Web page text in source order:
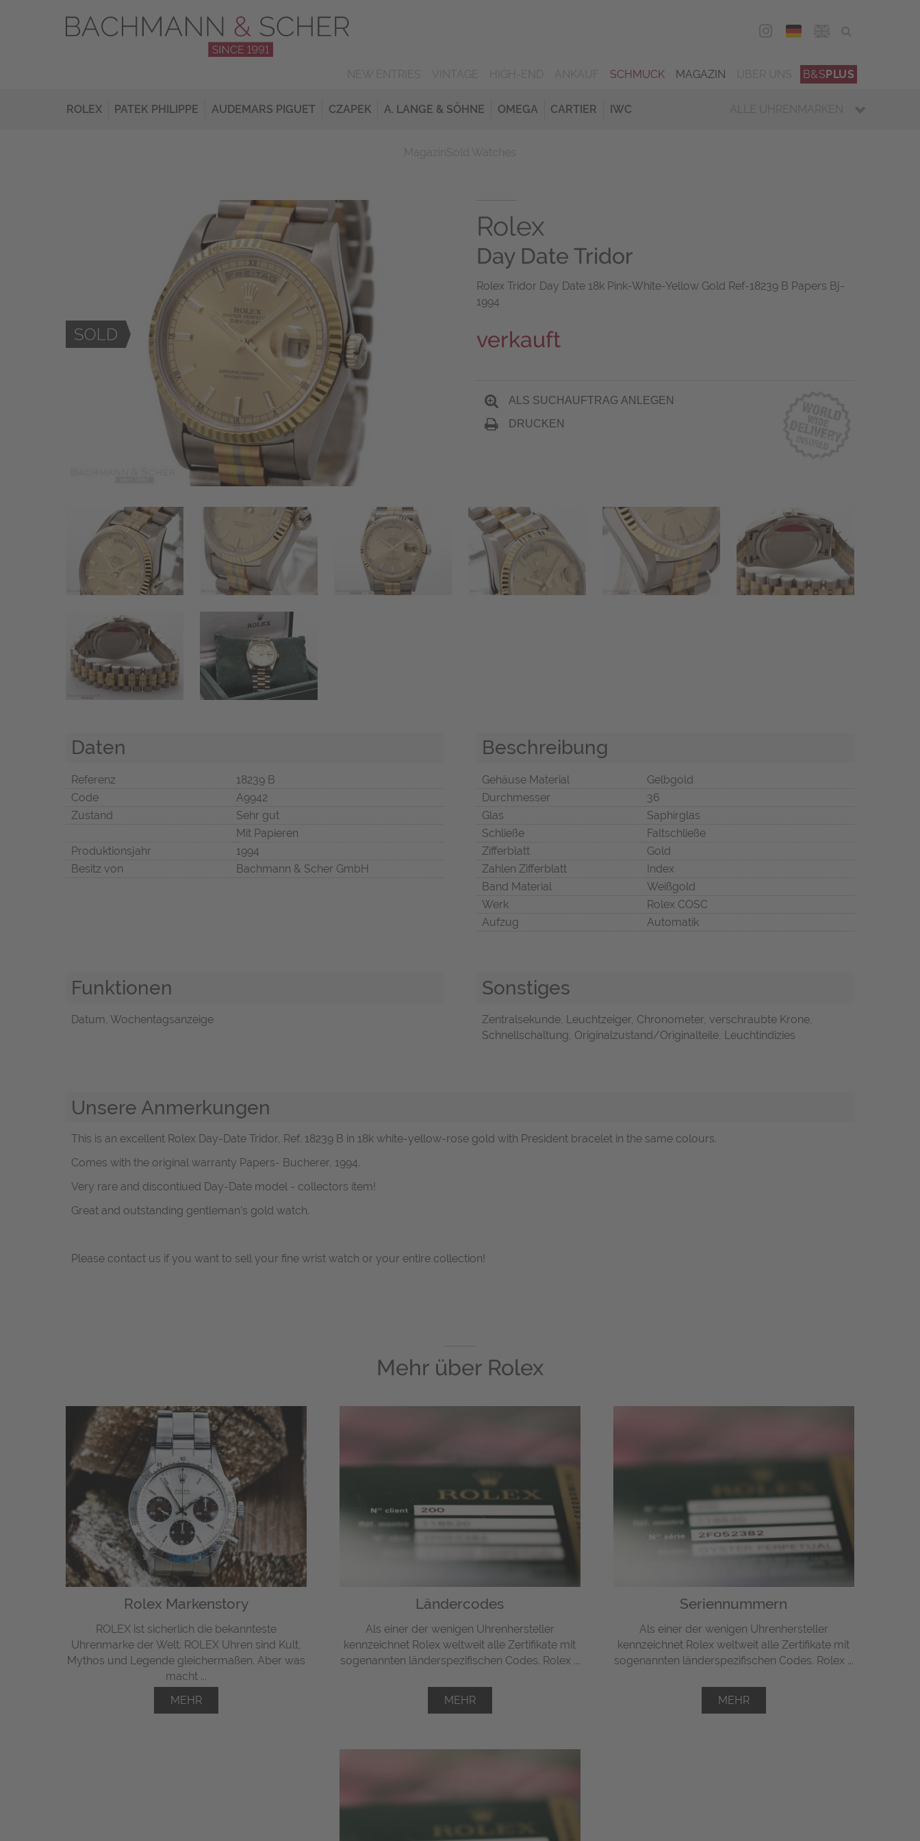
DEU
SCHMUCK MAGAZIN B&SPLUS
ROLEX PATEK PHILIPPE AUDEMARS PIGUET CZAPEK A. LANGE & SÖHNE OMEGA CARTIER IWC ALLE UHRENMARKEN
Rolex
Day Date Tridor
Rolex Tridor Day Date 18k Pink-White-Yellow Gold Ref-18239 B Papers Bj-
1994
verkauft
ALS SUCHAUFTRAG ANLEGEN
DRUCKEN
Daten
Referenz
18239 B
Code
A9942
Zustand
Sehr gut
Mit Papieren
Produktionsjahr
1994
Besitz von
Bachmann & Scher GmbH
Beschreibung
Gehäuse Material
Gelbgold
Durchmesser
36
Glas
Saphirglas
Schließe
Faltschließe
Zifferblatt
Gold
Zahlen Zifferblatt
Index
Band Material
Weißgold
Werk
Rolex COSC
Aufzug
Automatik
Funktionen
Datum, Wochentagsanzeige
Sonstiges
Zentralsekunde, Leuchtzeiger, Chronometer, verschraubte Krone,
Schnellschaltung, Originalzustand/Originalteile, Leuchtindizies
Unsere Anmerkungen
This is an excellent Rolex Day-Date Tridor, Ref. 18239 B in 18k white-yellow-rose gold with President bracelet in the same colours.
Comes with the original warranty Papers- Bucherer, 1994.
Very rare and discontiued Day-Date model - collectors item!
Great and outstanding gentleman's gold watch.
Please contact us if you want to sell your fine wrist watch or your entire collection!
Mehr über Rolex
Rolex Markenstory
ROLEX ist sicherlich die bekannteste
Uhrenmarke der Welt. ROLEX Uhren sind Kult,
Mythos und Legende gleichermaßen. Aber was
macht ...
MEHR
Ländercodes
Als einer der wenigen Uhrenhersteller
kennzeichnet Rolex weltweit alle Zertifikate mit
sogenannten länderspezifischen Codes. Rolex ...
MEHR
Seriennummern
Als einer der wenigen Uhrenhersteller
kennzeichnet Rolex weltweit alle Zertifikate mit
sogenannten länderspezifischen Codes. Rolex ...
MEHR